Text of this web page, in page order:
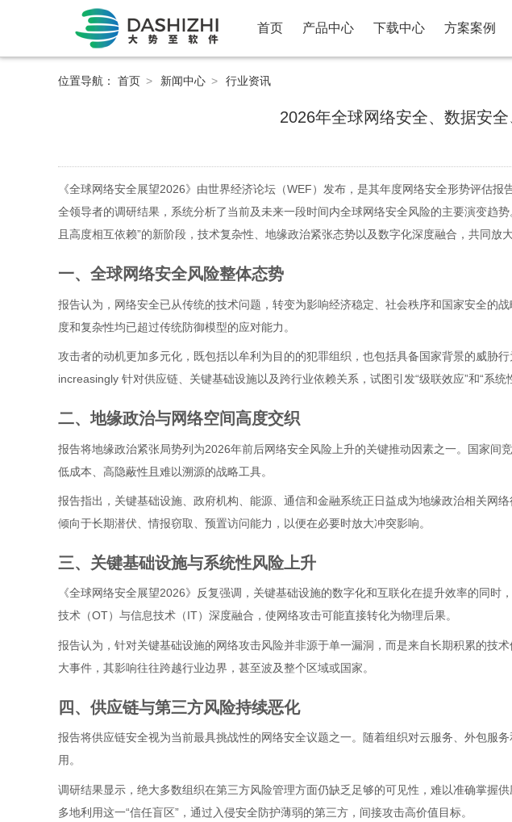
首页 产品中心 下载中心 方案案例
位置导航： 首页 > 新闻中心 > 行业资讯
2026年全球网络安全、数据安
《全球网络安全展望2026》由世界经济论坛（WEF）发布，是其年度网络安全形势评估
全领导者的调研结果，系统分析了当前及未来一段时间内全球网络安全风险的主要演变趋
且高度相互依赖”的新阶段，技术复杂性、地缘政治紧张态势以及数字化深度融合，共同放
一、全球网络安全风险整体态势
报告认为，网络安全已从传统的技术问题，转变为影响经济稳定、社会秩序和国家安全的
度和复杂性均已超过传统防御模型的应对能力。
攻击者的动机更加多元化，既包括以牟利为目的的犯罪组织，也包括具备国家背景的威胁
increasingly 针对供应链、关键基础设施以及跨行业依赖关系，试图引发“级联效应”和“系统
二、地缘政治与网络空间高度交织
报告将地缘政治紧张局势列为2026年前后网络安全风险上升的关键推动因素之一。国家间
低成本、高隐蔽性且难以溯源的战略工具。
报告指出，关键基础设施、政府机构、能源、通信和金融系统正日益成为地缘政治相关网
倾向于长期潜伏、情报窃取、预置访问能力，以便在必要时放大冲突影响。
三、关键基础设施与系统性风险上升
《全球网络安全展望2026》反复强调，关键基础设施的数字化和互联化在提升效率的同
技术（OT）与信息技术（IT）深度融合，使网络攻击可能直接转化为物理后果。
报告认为，针对关键基础设施的网络攻击风险并非源于单一漏洞，而是来自长期积累的技
大事件，其影响往往跨越行业边界，甚至波及整个区域或国家。
四、供应链与第三方风险持续恶化
报告将供应链安全视为当前最具挑战性的网络安全议题之一。随着组织对云服务、外包服
用。
调研结果显示，绝大多数组织在第三方风险管理方面仍缺乏足够的可见性，难以准确掌握
多地利用这一“信任盲区”，通过入侵安全防护薄弱的第三方，间接攻击高价值目标。